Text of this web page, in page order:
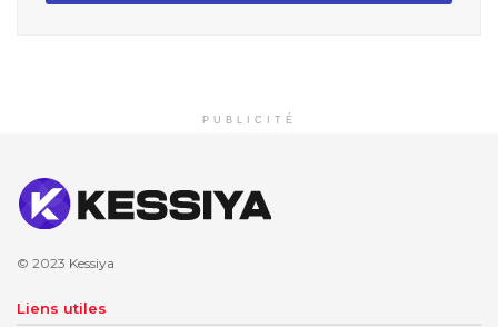
PUBLICITÉ
© 2023 Kessiya
Liens utiles